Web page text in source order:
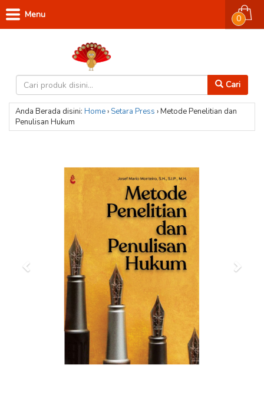
Cari
0
Menu
Anda Berada disini: Home› Setara Press ›Metode Penelitian dan
Penulisan Hukum